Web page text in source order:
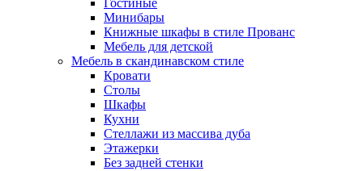
Гостиные
Минибары
Книжные шкафы в стиле Прованс
Мебель для детской
Мебель в скандинавском стиле
Кровати
Столы
Шкафы
Кухни
Стеллажи из массива дуба
Этажерки
Без задней стенки